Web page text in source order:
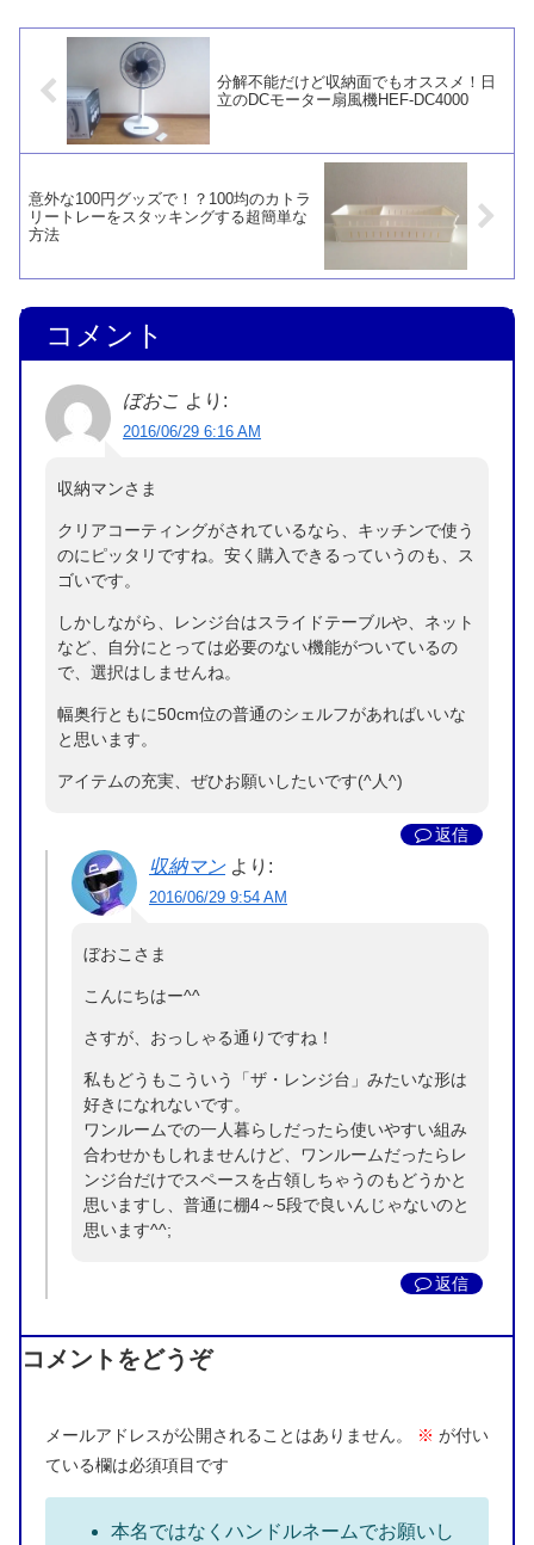
分解不能だけど収納面でもオススメ！日
立のDCモーター扇風機HEF-DC4000
意外な100円グッズで！？100均のカトラ
リートレーをスタッキングする超簡単な
方法
コメント
ぼおこ より:
2016/06/29 6:16 AM
収納マンさま
クリアコーティングがされているなら、キッチンで使う
のにピッタリですね。安く購入できるっていうのも、ス
ゴいです。
しかしながら、レンジ台はスライドテーブルや、ネット
など、自分にとっては必要のない機能がついているの
で、選択はしませんね。
幅奥行ともに50cm位の普通のシェルフがあればいいな
と思います。
アイテムの充実、ぜひお願いしたいです(^人^)
返信
収納マン より:
2016/06/29 9:54 AM
ぼおこさま
こんにちはー^^
さすが、おっしゃる通りですね！
私もどうもこういう「ザ・レンジ台」みたいな形は
好きになれないです。
ワンルームでの一人暮らしだったら使いやすい組み
合わせかもしれませんけど、ワンルームだったらレ
ンジ台だけでスペースを占領しちゃうのもどうかと
思いますし、普通に棚4～5段で良いんじゃないのと
思います^^;
返信
コメントをどうぞ
メールアドレスが公開されることはありません。 ※ が付い
ている欄は必須項目です
本名ではなくハンドルネームでお願いし